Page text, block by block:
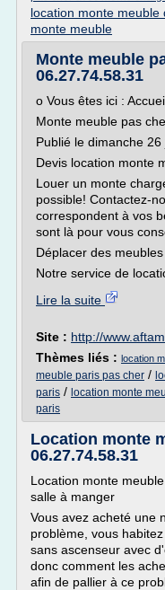
location monte meuble
monte meuble
Monte meuble
06.27.74.58.31
o Vous êtes ici :
Monte meuble pas
Publié le dimanche 26
Devis location monte
Louer un monte
possible! Contactez-
correspondent à vos
sont là pour vous
Déplacer des
Notre service de
Lire la suite
Site : http://
Thèmes liés : location
meuble paris pas cher /
paris / location monte
paris
Location monte
06.27.74.58.31
Location monte
salle à manger
Vous avez acheté une
problème, vous
sans ascenseur avec
donc comment les
afin de pallier à ce